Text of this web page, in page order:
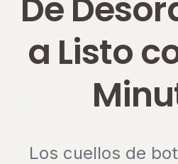
De
a Listo
Los cuellos de